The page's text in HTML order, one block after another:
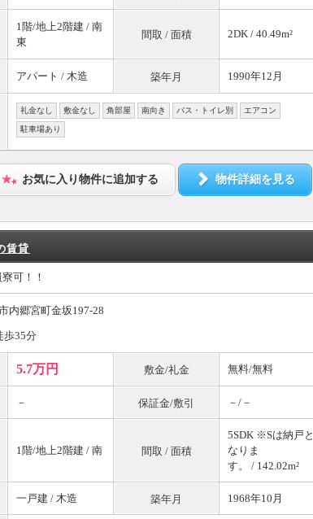
1階/地上2階建 / 南
東
間取 / 面積 2DK / 40.49m²
アパート / 木造 築年月 1990年12月
礼金なし 敷金なし 角部屋 南向き バス・トイレ別 エアコン
駐車場あり
お気に入り物件に追加する 物件詳細を見る
賃貸
可！！
内郷宮町金坂197-28
歩35分
5.7万円 敷金/礼金 無料/無料
－ 保証金/敷引 －/－
1階/地上2階建 / 南 間取 / 面積
5SDK ※Sは納戸と
なりま
す。 / 142.02m²
一戸建 / 木造 築年月 1968年10月